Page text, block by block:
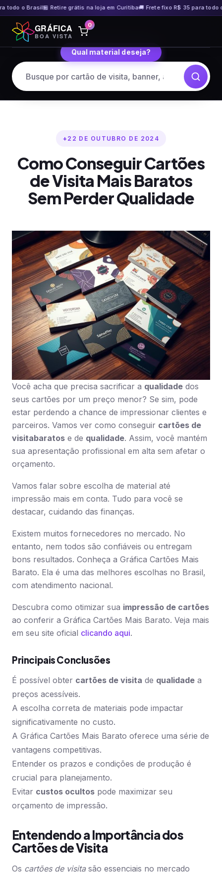
o Brasil🏪 Retire grátis na loja em Curitiba🚚 Frete fixo R$ 35 para todo o
Pular
para
o
GRÁFICA
BOA VISTA
0
Qual material deseja?
22 DE OUTUBRO DE 2024
Como Conseguir Cartões
de Visita Mais Baratos
Sem Perder Qualidade
Você acha que precisa sacrificar a qualidade dos
seus cartões por um preço menor? Se sim, pode
estar perdendo a chance de impressionar clientes e
parceiros. Vamos ver como conseguir cartões de
visitabaratos e de qualidade. Assim, você mantém
sua apresentação profissional em alta sem afetar o
orçamento.
Vamos falar sobre escolha de material até
impressão mais em conta. Tudo para você se
destacar, cuidando das finanças.
Existem muitos fornecedores no mercado. No
entanto, nem todos são confiáveis ou entregam
bons resultados. Conheça a Gráfica Cartões Mais
Barato. Ela é uma das melhores escolhas no Brasil,
com atendimento nacional.
Descubra como otimizar sua impressão de cartões
ao conferir a Gráfica Cartões Mais Barato. Veja mais
em seu site oficial clicando aqui.
Principais Conclusões
É possível obter cartões de visita de qualidade a
preços acessíveis.
A escolha correta de materiais pode impactar
significativamente no custo.
A Gráfica Cartões Mais Barato oferece uma série de
vantagens competitivas.
Entender os prazos e condições de produção é
crucial para planejamento.
Evitar custos ocultos pode maximizar seu
orçamento de impressão.
Entendendo a Importância dos
Cartões de Visita
Os cartões de visitasão essenciais no mercado